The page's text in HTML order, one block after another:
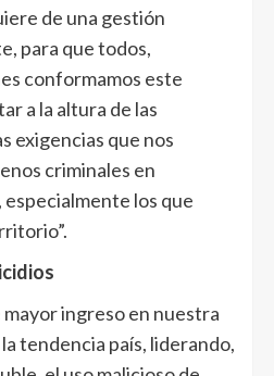
de una gestión
para que todos,
conformamos este
a la altura de las
exigencias que nos
criminales en
los que
ingreso en nuestra
tendencia país, liderando,